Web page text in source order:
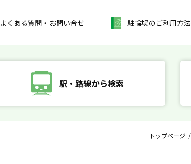
よくある質問・お問い合せ 駐輪場のご利用方法
駅・路線から検索
トップページ